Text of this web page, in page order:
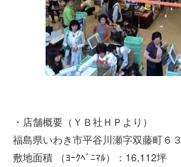
・店舗概要（ＹＢ社ＨＰより）
福島県いわき市平谷川瀬字双藤町６３
敷地面積 （ﾖｰｸﾍﾞﾆﾏﾙ）：16,112坪